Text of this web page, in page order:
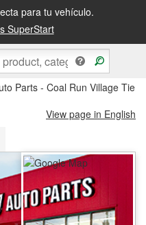
para tu vehículo.
SuperStart
o recógela en la tienda
Parts - Coal Run Village
View page in English